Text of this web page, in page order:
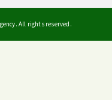
All rights reserved.